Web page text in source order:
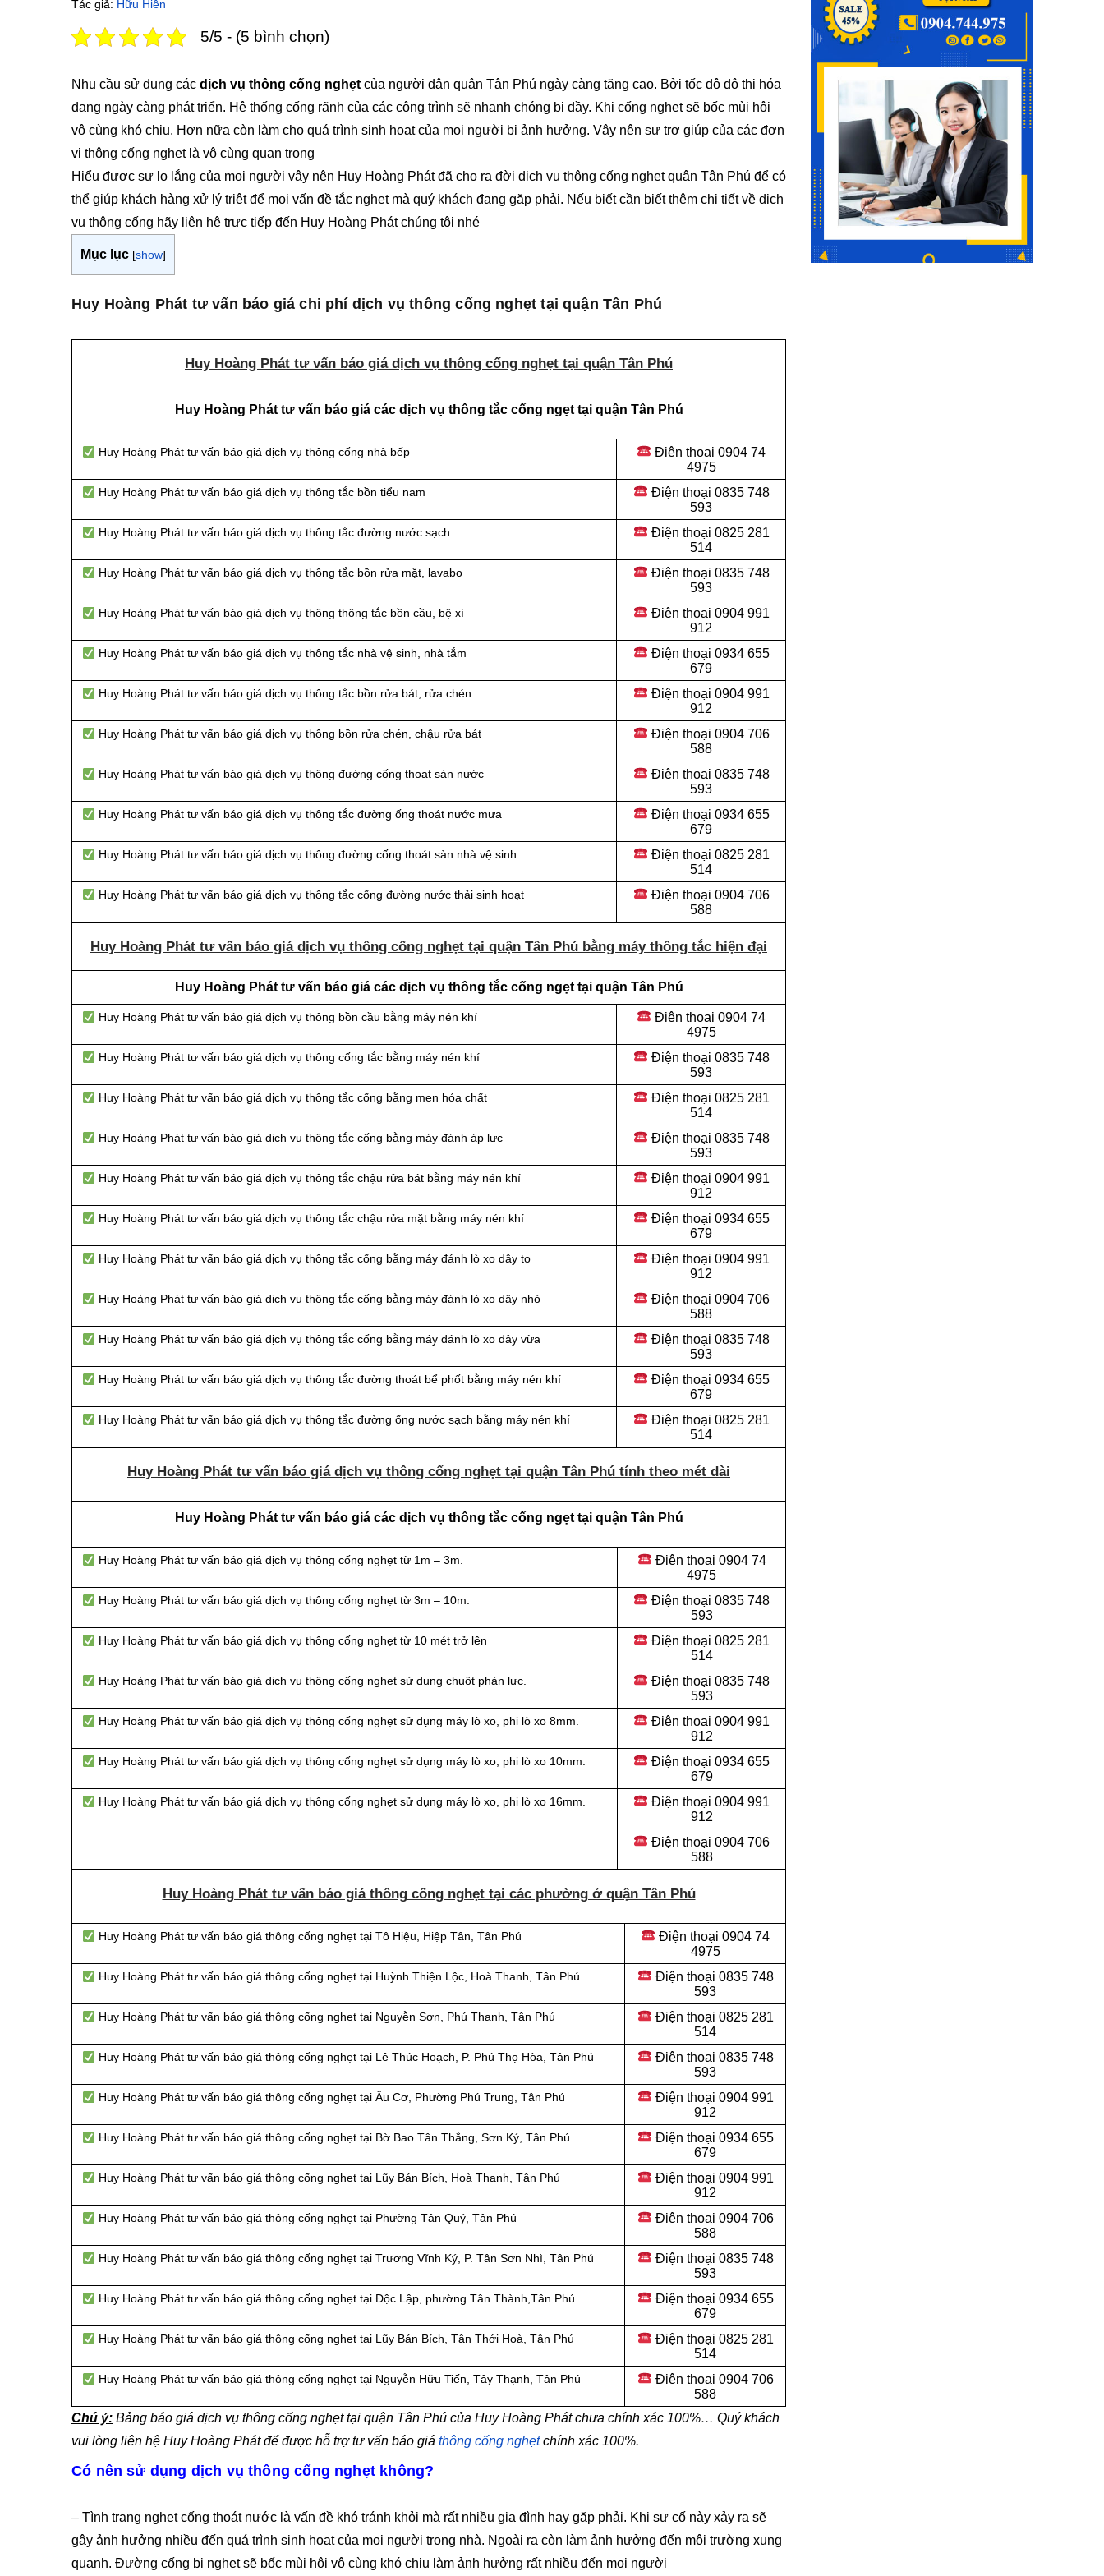
Tác giả: Hữu Hiền
5/5 - (5 bình chọn)
Nhu cầu sử dụng các dịch vụ thông cống nghẹt của người dân quận Tân Phú ngày càng tăng cao. Bởi tốc độ đô thị hóa
đang ngày càng phát triển. Hệ thống cống rãnh của các công trình sẽ nhanh chóng bị đầy. Khi cống nghẹt sẽ bốc mùi hôi
vô cùng khó chịu. Hơn nữa còn làm cho quá trình sinh hoạt của mọi người bị ảnh hưởng. Vậy nên sự trợ giúp của các đơn
vị thông cống nghẹt là vô cùng quan trọng
Hiểu được sự lo lắng của mọi người vậy nên Huy Hoàng Phát đã cho ra đời dịch vụ thông cống nghẹt quận Tân Phú để có
thể giúp khách hàng xử lý triệt để mọi vấn đề tắc nghẹt mà quý khách đang gặp phải. Nếu biết cần biết thêm chi tiết về dịch
vụ thông cống hãy liên hệ trực tiếp đến Huy Hoàng Phát chúng tôi nhé
Mục lục [show]
Huy Hoàng Phát tư vấn báo giá chi phí dịch vụ thông cống nghẹt tại quận Tân Phú
Huy Hoàng Phát tư vấn báo giá dịch vụ thông cống nghẹt tại quận Tân Phú
Huy Hoàng Phát tư vấn báo giá các dịch vụ thông tắc cống ngẹt tại quận Tân Phú
Huy Hoàng Phát tư vấn báo giá dịch vụ thông cống nhà bếp Điện thoại 0904 74
4975
Huy Hoàng Phát tư vấn báo giá dịch vụ thông tắc bồn tiểu nam Điện thoại 0835 748
593
Huy Hoàng Phát tư vấn báo giá dịch vụ thông tắc đường nước sạch Điện thoại 0825 281
514
Huy Hoàng Phát tư vấn báo giá dịch vụ thông tắc bồn rửa mặt, lavabo Điện thoại 0835 748
593
Huy Hoàng Phát tư vấn báo giá dịch vụ thông thông tắc bồn cầu, bệ xí Điện thoại 0904 991
912
Huy Hoàng Phát tư vấn báo giá dịch vụ thông tắc nhà vệ sinh, nhà tắm
Điện thoại 0934 655
679
Huy Hoàng Phát tư vấn báo giá dịch vụ thông tắc bồn rửa bát, rửa chén
Điện thoại 0904 991
912
Huy Hoàng Phát tư vấn báo giá dịch vụ thông bồn rửa chén, chậu rửa bát Điện thoại 0904 706
588
Huy Hoàng Phát tư vấn báo giá dịch vụ thông đường cống thoat sàn nước Điện thoại 0835 748
593
Huy Hoàng Phát tư vấn báo giá dịch vụ thông tắc đường ống thoát nước mưa Điện thoại 0934 655
679
Huy Hoàng Phát tư vấn báo giá dịch vụ thông đường cống thoát sàn nhà vệ sinh Điện thoại 0825 281
514
Huy Hoàng Phát tư vấn báo giá dịch vụ thông tắc cống đường nước thải sinh hoạt Điện thoại 0904 706
588
Huy Hoàng Phát tư vấn báo giá dịch vụ thông cống nghẹt tại quận Tân Phú bằng máy thông tắc hiện đại
Huy Hoàng Phát tư vấn báo giá các dịch vụ thông tắc cống ngẹt tại quận Tân Phú
Huy Hoàng Phát tư vấn báo giá dịch vụ thông bồn cầu bằng máy nén khí Điện thoại 0904 74
4975
Huy Hoàng Phát tư vấn báo giá dịch vụ thông cống tắc bằng máy nén khí Điện thoại 0835 748
593
Huy Hoàng Phát tư vấn báo giá dịch vụ thông tắc cống bằng men hóa chất Điện thoại 0825 281
514
Huy Hoàng Phát tư vấn báo giá dịch vụ thông tắc cống bằng máy đánh áp lực Điện thoại 0835 748
593
Huy Hoàng Phát tư vấn báo giá dịch vụ thông tắc chậu rửa bát bằng máy nén khí Điện thoại 0904 991
912
Huy Hoàng Phát tư vấn báo giá dịch vụ thông tắc chậu rửa mặt bằng máy nén khí
Điện thoại 0934 655
679
Huy Hoàng Phát tư vấn báo giá dịch vụ thông tắc cống bằng máy đánh lò xo dây to
Điện thoại 0904 991
912
Huy Hoàng Phát tư vấn báo giá dịch vụ thông tắc cống bằng máy đánh lò xo dây nhỏ Điện thoại 0904 706
588
Huy Hoàng Phát tư vấn báo giá dịch vụ thông tắc cống bằng máy đánh lò xo dây vừa Điện thoại 0835 748
593
Huy Hoàng Phát tư vấn báo giá dịch vụ thông tắc đường thoát bể phốt bằng máy nén khí Điện thoại 0934 655
679
Huy Hoàng Phát tư vấn báo giá dịch vụ thông tắc đường ống nước sạch bằng máy nén khí Điện thoại 0825 281
514
Huy Hoàng Phát tư vấn báo giá dịch vụ thông cống nghẹt tại quận Tân Phú tính theo mét dài
Huy Hoàng Phát tư vấn báo giá các dịch vụ thông tắc cống ngẹt tại quận Tân Phú
Huy Hoàng Phát tư vấn báo giá dịch vụ thông cống nghẹt từ 1m – 3m. Điện thoại 0904 74
4975
Huy Hoàng Phát tư vấn báo giá dịch vụ thông cống nghẹt từ 3m – 10m. Điện thoại 0835 748
593
Huy Hoàng Phát tư vấn báo giá dịch vụ thông cống nghẹt từ 10 mét trở lên Điện thoại 0825 281
514
Huy Hoàng Phát tư vấn báo giá dịch vụ thông cống nghẹt sử dụng chuột phản lực. Điện thoại 0835 748
593
Huy Hoàng Phát tư vấn báo giá dịch vụ thông cống nghẹt sử dụng máy lò xo, phi lò xo 8mm. Điện thoại 0904 991
912
Huy Hoàng Phát tư vấn báo giá dịch vụ thông cống nghẹt sử dụng máy lò xo, phi lò xo 10mm.
Điện thoại 0934 655
679
Huy Hoàng Phát tư vấn báo giá dịch vụ thông cống nghẹt sử dụng máy lò xo, phi lò xo 16mm.
Điện thoại 0904 991
912
Điện thoại 0904 706
588
Huy Hoàng Phát tư vấn báo giá thông cống nghẹt tại các phường ở quận Tân Phú
Huy Hoàng Phát tư vấn báo giá thông cống nghẹt tại Tô Hiệu, Hiệp Tân, Tân Phú Điện thoại 0904 74
4975
Huy Hoàng Phát tư vấn báo giá thông cống nghẹt tại Huỳnh Thiện Lộc, Hoà Thanh, Tân Phú Điện thoại 0835 748
593
Huy Hoàng Phát tư vấn báo giá thông cống nghẹt tại Nguyễn Sơn, Phú Thạnh, Tân Phú Điện thoại 0825 281
514
Huy Hoàng Phát tư vấn báo giá thông cống nghẹt tại Lê Thúc Hoạch, P. Phú Thọ Hòa, Tân Phú Điện thoại 0835 748
593
Huy Hoàng Phát tư vấn báo giá thông cống nghẹt tại Âu Cơ, Phường Phú Trung, Tân Phú Điện thoại 0904 991
912
Huy Hoàng Phát tư vấn báo giá thông cống nghẹt tại Bờ Bao Tân Thắng, Sơn Ký, Tân Phú
Điện thoại 0934 655
679
Huy Hoàng Phát tư vấn báo giá thông cống nghẹt tại Lũy Bán Bích, Hoà Thanh, Tân Phú
Điện thoại 0904 991
912
Huy Hoàng Phát tư vấn báo giá thông cống nghẹt tại Phường Tân Quý, Tân Phú Điện thoại 0904 706
588
Huy Hoàng Phát tư vấn báo giá thông cống nghẹt tại Trương Vĩnh Ký, P. Tân Sơn Nhì, Tân Phú Điện thoại 0835 748
593
Huy Hoàng Phát tư vấn báo giá thông cống nghẹt tại Độc Lập, phường Tân Thành,Tân Phú Điện thoại 0934 655
679
Huy Hoàng Phát tư vấn báo giá thông cống nghẹt tại Lũy Bán Bích, Tân Thới Hoà, Tân Phú Điện thoại 0825 281
514
Huy Hoàng Phát tư vấn báo giá thông cống nghẹt tại Nguyễn Hữu Tiến, Tây Thạnh, Tân Phú Điện thoại 0904 706
588
Chú ý: Bảng báo giá dịch vụ thông cống nghẹt tại quận Tân Phú của Huy Hoàng Phát chưa chính xác 100%… Quý khách
vui lòng liên hệ Huy Hoàng Phát để được hỗ trợ tư vấn báo giá thông cống nghẹtchính xác 100%.
Có nên sử dụng dịch vụ thông cống nghẹt không?
– Tình trạng nghẹt cống thoát nước là vấn đề khó tránh khỏi mà rất nhiều gia đình hay gặp phải. Khi sự cố này xảy ra sẽ
gây ảnh hưởng nhiều đến quá trình sinh hoạt của mọi người trong nhà. Ngoài ra còn làm ảnh hưởng đến môi trường xung
quanh. Đường cống bị nghẹt sẽ bốc mùi hôi vô cùng khó chịu làm ảnh hưởng rất nhiều đến mọi người